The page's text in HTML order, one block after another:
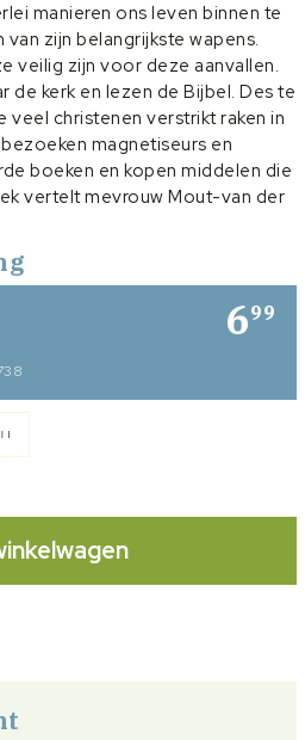
manieren ons leven binnen te
zijn belangrijkste wapens.
veilig zijn voor deze aanvallen.
de kerk en lezen de Bijbel. Des te
veel christenen verstrikt raken in
magnetiseurs en
boeken en kopen middelen die
vertelt mevrouw Mout-van der
gezin, in de greep van het
dat voor hun leven had.
maar ook een
dan de satan en Hij wil ons
699